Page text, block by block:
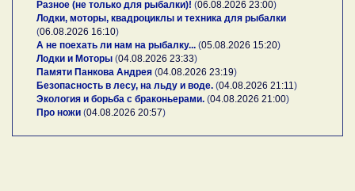
Разное (не только для рыбалки)! (06.08.2026 23:00)
Лодки, моторы, квадроциклы и техника для рыбалки
(06.08.2026 16:10)
А не поехать ли нам на рыбалку... (05.08.2026 15:20)
Лодки и Моторы (04.08.2026 23:33)
Памяти Панкова Андрея (04.08.2026 23:19)
Безопасность в лесу, на льду и воде. (04.08.2026 21:11 )
Экология и борьба с браконьерами. (04.08.2026 21:00)
Про ножи (04.08.2026 20:57)